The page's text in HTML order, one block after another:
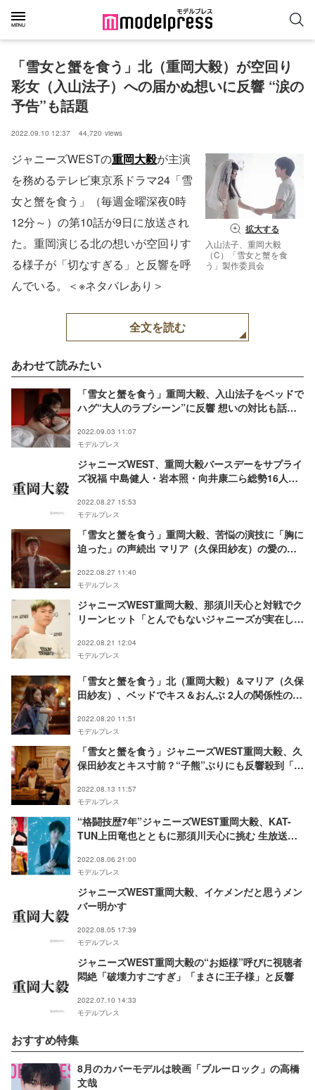
「雪女と蟹を食う」北（重岡大毅）が空回り
彩女（入山法子）への届かぬ想いに反響 “涙の
予告”も話題
2022.09.10 12:37 44,720 views
拡大する
入山法子、重岡大毅
（C）「雪女と蟹を食
う」製作委員会
ジャニーズWESTの重岡大毅が主演
を務めるテレビ東京系ドラマ24「雪
女と蟹を食う」（毎週金曜深夜0時
12分～）の第10話が9日に放送され
た。重岡演じる北の想いが空回りす
る様子が「切なすぎる」と反響を呼
んでいる。＜※ネタバレあり＞
全文を読む
あわせて読みたい
「雪女と蟹を食う」重岡大毅、入山法子をベッドで
ハグ“大人のラブシーン”に反響 想いの対比も話題
2022.09.03 11:07
モデルプレス
ジャニーズWEST、重岡大毅バースデーをサプライ
ズ祝福 中島健人・岩本照・向井康二ら総勢16人豪
2022.08.27 15:53
モデルプレス
「雪女と蟹を食う」重岡大毅、苦悩の演技に「胸に
迫った」の声続出 マリア（久保田紗友）の愛の深
2022.08.27 11:40
モデルプレス
ジャニーズWEST重岡大毅、那須川天心と対戦でク
リーンヒット「とんでもないジャニーズが実在し
2022.08.21 12:04
モデルプレス
「雪女と蟹を食う」北（重岡大毅）＆マリア（久保
田紗友）、ベッドでキス＆おんぶ 2人の関係性の変
2022.08.20 11:51
モデルプレス
「雪女と蟹を食う」ジャニーズWEST重岡大毅、久
保田紗友とキス寸前？“子熊”ぶりにも反響殺到「私
2022.08.13 11:57
モデルプレス
“格闘技歴7年”ジャニーズWEST重岡大毅、KAT-
TUN上田竜也とともに那須川天心に挑む 生放送で
2022.08.06 21:00
モデルプレス
ジャニーズWEST重岡大毅、イケメンだと思うメン
バー明かす
2022.08.05 17:39
モデルプレス
ジャニーズWEST重岡大毅の“お姫様”呼びに視聴者
悶絶「破壊力すごすぎ」「まさに王子様」と反響
2022.07.10 14:33
モデルプレス
おすすめ特集
8月のカバーモデルは映画「ブルーロック」の高橋
文哉